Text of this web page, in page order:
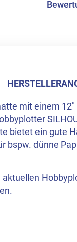
mit einem
bietet ein gute
bspw. dünne